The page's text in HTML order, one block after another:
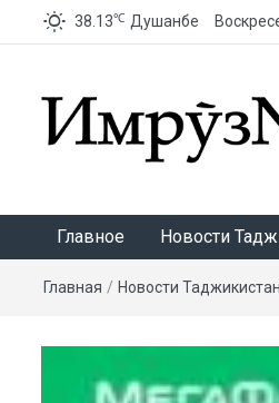
38.13℃ Душанбе
Главное Новости
Главная / Новости